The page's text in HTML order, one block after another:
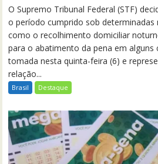
O Supremo Tribunal Federal (STF)
o período cumprido sob determinadas
como o recolhimento domiciliar
para o abatimento da pena em alguns
tomada nesta quinta-feira (6) e
relação...
Brasil Destaque